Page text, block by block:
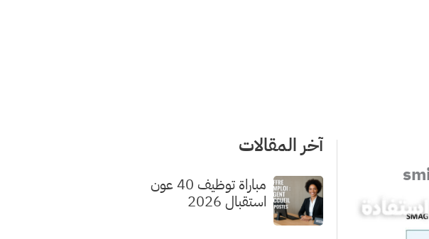
آخر المقالات
مباراة توظيف 40 عون
استقبال 2026